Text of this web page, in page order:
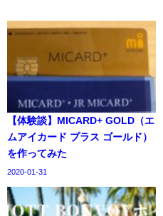
【体験談】MICARD+ GOLD（エ
ムアイカード プラス ゴールド）
を作ってみた
2020-01-31